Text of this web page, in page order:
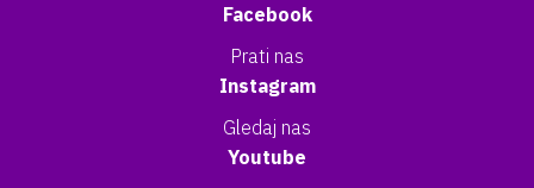
Facebook
Prati nas
Instagram
Gledaj nas
Youtube